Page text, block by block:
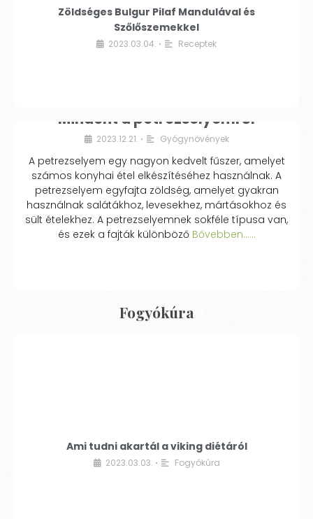
Zöldséges Bulgur Pilaf Mandulával és
Szőlőszemekkel
2023.03.04. • Receptek
Mindent a petrezselyemről
2023.12.21. • Gyógynövények
A petrezselyem egy nagyon kedvelt fűszer, amelyet
számos konyhai étel elkészítéséhez használnak. A
petrezselyem egyfajta zöldség, amelyet gyakran
használnak salátákhoz, levesekhez, mártásokhoz és
sült ételekhez. A petrezselyemnek sokféle típusa van,
és ezek a fajták különbözőBővebben...…
Fogyókúra
Ami tudni akartál a viking diétáról
2023.03.03. • Fogyókúra